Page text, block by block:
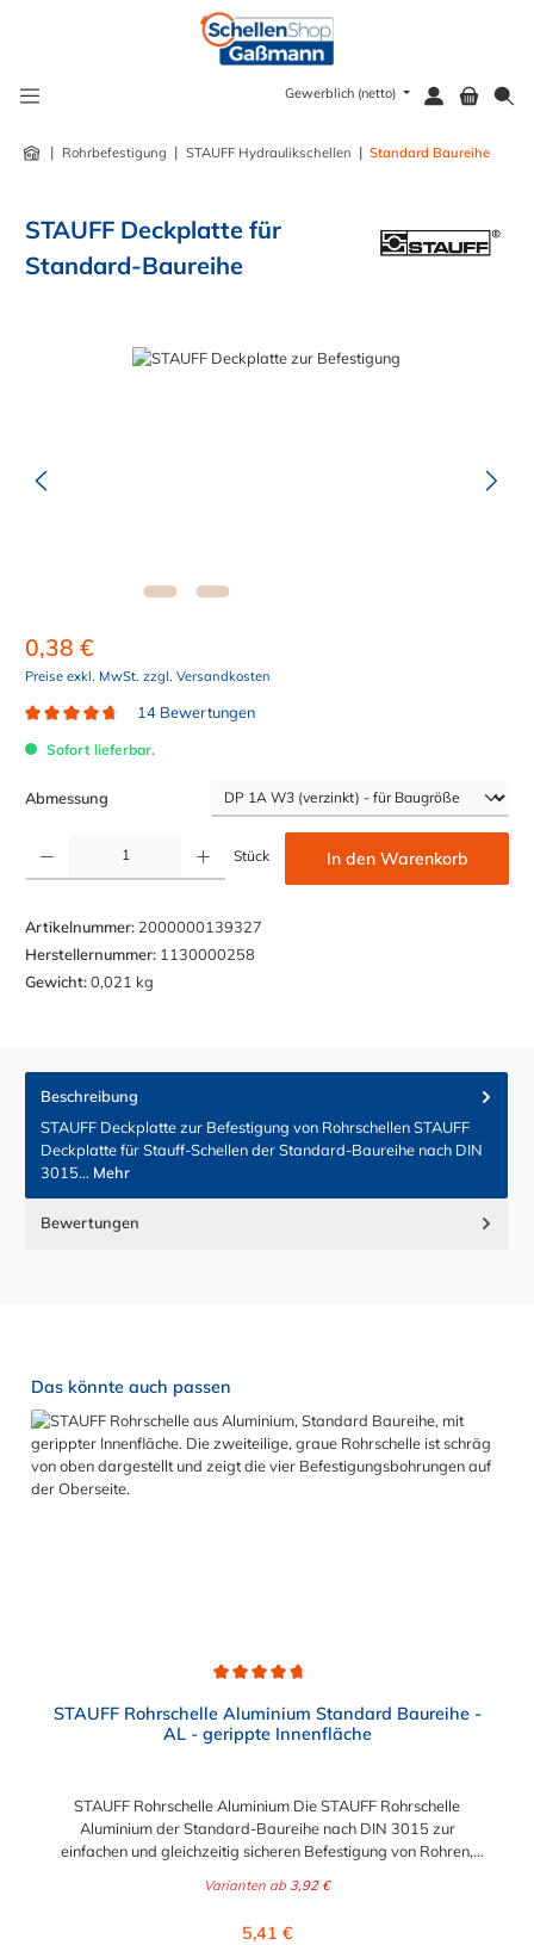
Gewerblich (netto)
| Rohrbefestigung | STAUFF Hydraulikschellen | Standard Baureihe
STAUFF Deckplatte für
Standard-Baureihe
Bildergalerie überspringen
0,38 €
Preise exkl. MwSt. zzgl. Versandkosten
14 Bewertungen
Sofort lieferbar.
Abmessung
Produkt Anzahl: Gib den gewünschten Wert ein oder benutze die Schaltflächen um die Anzahl
Stück In den Warenkorb
Artikelnummer: 2000000139327
Herstellernummer: 1130000258
Gewicht:0,021 kg
Beschreibung
STAUFF Deckplatte zur Befestigung von Rohrschellen STAUFF
Deckplatte für Stauff-Schellen der Standard-Baureihe nach DIN
3015… Mehr
Bewertungen
Produktgalerie überspringen
Das könnte auch passen
STAUFF Rohrschelle Aluminium Standard Baureihe -
AL - gerippte Innenfläche
STAUFF Rohrschelle Aluminium Die STAUFF Rohrschelle
Aluminium der Standard-Baureihe nach DIN 3015 zur
einfachen und gleichzeitig sicheren Befestigung von Rohren,
der Rohrschelle Aluminium ist von 4 mm bis 76,1 mm wählbar.
Varianten ab 3,92 €
Regulärer Preis:
5,41 €